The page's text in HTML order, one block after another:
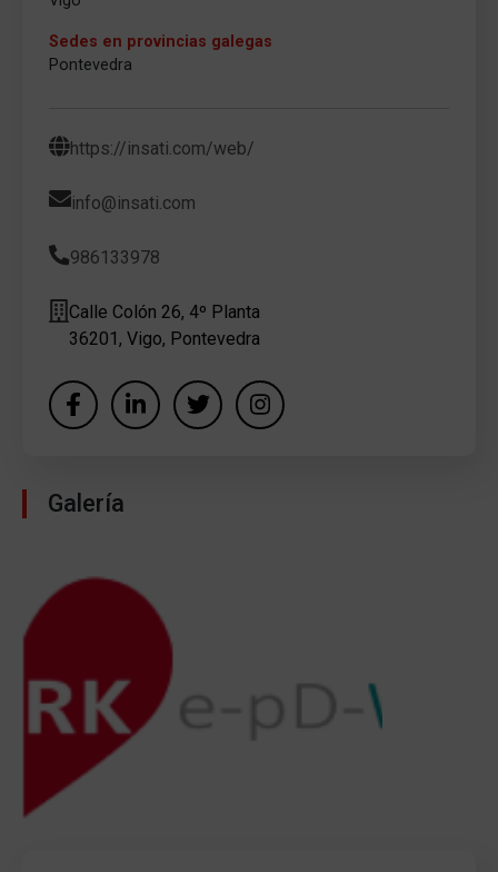
Sedes en provincias galegas
Pontevedra
https://insati.com/web/
info@insati.com
986133978
Calle Colón 26, 4º Planta
36201, Vigo, Pontevedra
Galería